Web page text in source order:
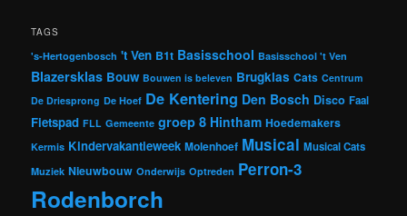
TAGS
's-Hertogenbosch 't Ven B1t Basisschool Basisschool 't Ven
Blazersklas Bouw Bouwen is beleven Brugklas Cats Centrum
De Driesprong De Hoef De Kentering Den Bosch Disco Faal
Fietspad FLL Gemeente groep 8 Hintham Hoedemakers
Kermis Kindervakantieweek Molenhoef Musical Musical Cats
Muziek Nieuwbouw Onderwijs Optreden Perron-3
Rodenborch